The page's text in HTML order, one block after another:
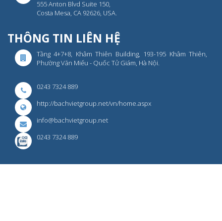
555 Anton Blvd Suite 150,
Costa Mesa, CA 92626, USA.
THÔNG TIN LIÊN HỆ
Tầng 4+7+8, Khâm Thiên Building, 193-195 Khâm Thiên,
Phường Văn Miếu - Quốc Tử Giám, Hà Nội.
0243 7324 889
http://bachvietgroup.net/vn/home.aspx
info@bachvietgroup.net
0243 7324 889